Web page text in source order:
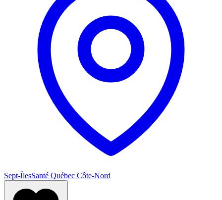
Sept-ÎlesSanté Québec Côte-Nord